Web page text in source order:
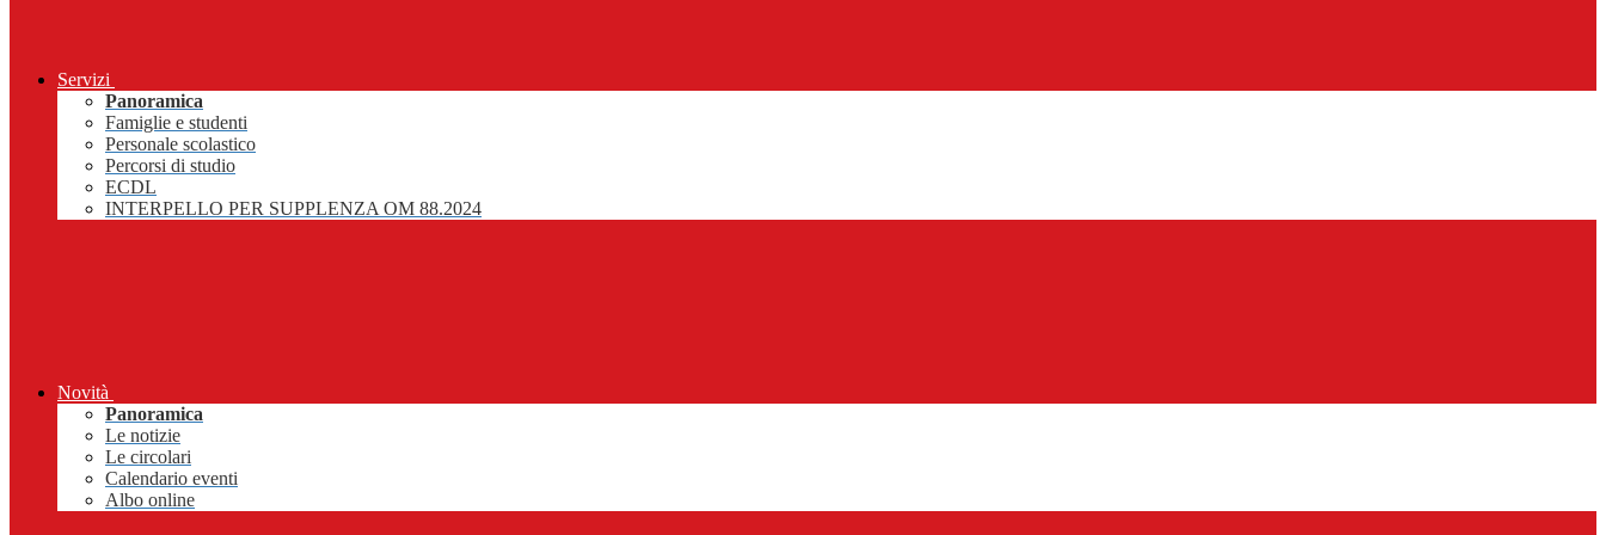
Servizi
Panoramica
Famiglie e studenti
Personale scolastico
Percorsi di studio
ECDL
INTERPELLO PER SUPPLENZA OM 88.2024
Novità
Panoramica
Le notizie
Le circolari
Calendario eventi
Albo online